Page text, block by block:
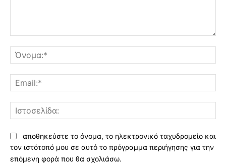
αποθηκεύστε το όνομα, το ηλεκτρονικό ταχυδρομείο και
τον ιστότοπό μου σε αυτό το πρόγραμμα περιήγησης για την
επόμενη φορά που θα σχολιάσω.